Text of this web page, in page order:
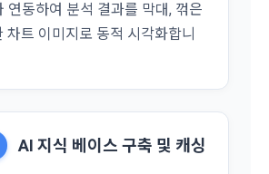
제등에관한법률, 전기통신기본법, 전기통
이용촉진등에관한법률, 전자상거래 등에
한 법률, 전자문서 및 전자거래기본법, 전
명법, 소비자기본법, 개인정보보호법 등
는 범위에서 이 약관을 개정할 수 있다.
에 대해 별도의 이용약관 또는 정책(이하
있으며, 그 내용이 이 약관과 충돌하는 경우
여 적용된다.
파악을 위한 통계학적 분석, 서비스 고도화
항목 및 수집방법
보의 항목
연동하여 분석 결과를 막대, 꺾은
차트 이미지로 동적 시각화합니
AI 지식 베이스 구축 및 캐싱